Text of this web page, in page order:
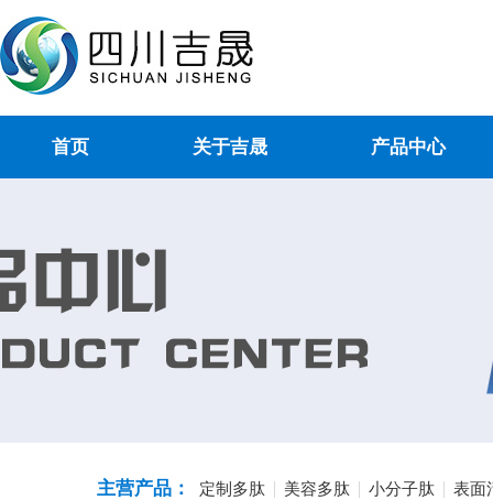
首页 关于吉晟 产品中心
主营产品： 定制多肽 美容多肽 小分子肽 表面